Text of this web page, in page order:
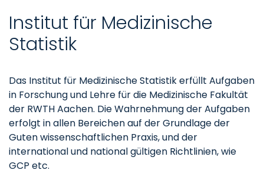
Institut für Medizinische
Statistik
Das Institut für Medizinische Statistik erfüllt Aufgaben
in Forschung und Lehre für die Medizinische Fakultät
der RWTH Aachen. Die Wahrnehmung der Aufgaben
erfolgt in allen Bereichen auf der Grundlage der
Guten wissenschaftlichen Praxis, und der
international und national gültigen Richtlinien, wie
GCP etc.